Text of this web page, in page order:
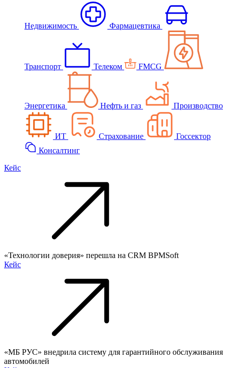
Недвижимость Фармацевтика
Транспорт Телеком FMCG
Энергетика Нефть и газ Производство
ИТ Страхование
Госсектор
Консалтинг
Кейс
«Технологии доверия» перешла на CRM BPMSoft
Кейс
«МБ РУС» внедрила систему для гарантийного обслуживания
автомобилей